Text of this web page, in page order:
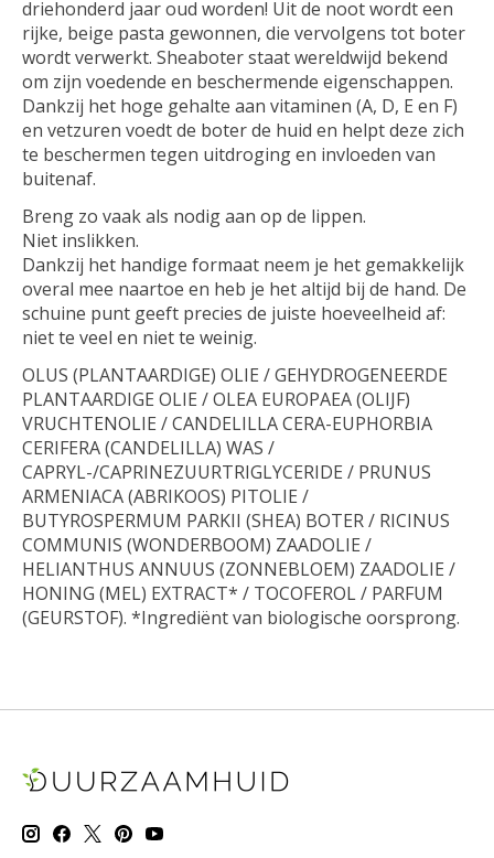
driehonderd jaar oud worden! Uit de noot wordt een
rijke, beige pasta gewonnen, die vervolgens tot boter
wordt verwerkt. Sheaboter staat wereldwijd bekend
om zijn voedende en beschermende eigenschappen.
Dankzij het hoge gehalte aan vitaminen (A, D, E en F)
en vetzuren voedt de boter de huid en helpt deze zich
te beschermen tegen uitdroging en invloeden van
buitenaf.
Breng zo vaak als nodig aan op de lippen.
Niet inslikken.
Dankzij het handige formaat neem je het gemakkelijk
overal mee naartoe en heb je het altijd bij de hand. De
schuine punt geeft precies de juiste hoeveelheid af:
niet te veel en niet te weinig.
OLUS (PLANTAARDIGE) OLIE / GEHYDROGENEERDE
PLANTAARDIGE OLIE / OLEA EUROPAEA (OLIJF)
VRUCHTENOLIE / CANDELILLA CERA-EUPHORBIA
CERIFERA (CANDELILLA) WAS /
CAPRYL-/CAPRINEZUURTRIGLYCERIDE / PRUNUS
ARMENIACA (ABRIKOOS) PITOLIE /
BUTYROSPERMUM PARKII (SHEA) BOTER / RICINUS
COMMUNIS (WONDERBOOM) ZAADOLIE /
HELIANTHUS ANNUUS (ZONNEBLOEM) ZAADOLIE /
HONING (MEL) EXTRACT* / TOCOFEROL / PARFUM
(GEURSTOF). *Ingrediënt van biologische oorsprong.